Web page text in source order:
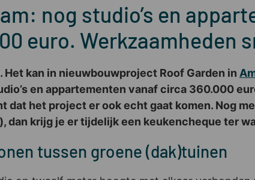
nog studio’s en
euro. Werkzaamheden
kan in nieuwbouwproject Roof Garden in
en appartementen vanaf circa 360.000
het project er ook echt gaat komen. Nog
dan krijg je er tijdelijk een keukencheque ter
tussen groene (dak)tuinen